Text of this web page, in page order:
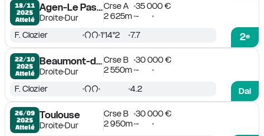
18/11
2025
Attelé
Agen-Le Passage
DroiteDur
Crse A
35 000 €
2 625m -
2e
F. Clozier 1'14''2 7.7
22/10
2025
Attelé
Beaumont-de-Lomagne
DroiteDur
Crse B
30 000 €
2 550m -
Dai
F. Clozier 4.2
26/09
2025
Attelé
Toulouse
DroiteDur
Crse B
30 000 €
2 950m -